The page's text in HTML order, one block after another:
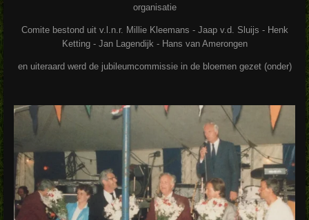
organisatie
Comite bestond uit v.l.n.r. Millie Kleemans - Jaap v.d. Sluijs - Henk
Ketting - Jan Lagendijk - Hans van Amerongen
en uiteraard werd de jubileumcommissie in de bloemen gezet (onder)